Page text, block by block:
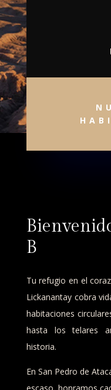
B
Tu refugio en el
Lickanantay cobra
habitaciones
hasta los telares
historia.
En San Pedro de